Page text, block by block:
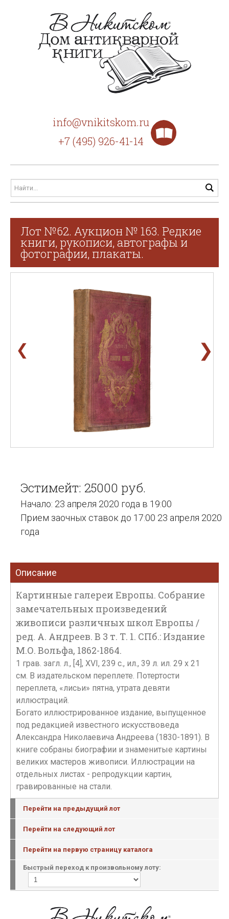
info@vnikitskom.ru
+7 (495) 926-41-14
Лот №62. Аукцион № 163. Редкие
книги, рукописи, автографы и
фотографии, плакаты.
❮ ❯
Эстимейт: 25000 руб.
Начало: 23 апреля 2020 года в 19:00
Прием заочных ставок до 17:00 23 апреля 2020
года
Описание
Картинные галереи Европы. Собрание
замечательных произведений
живописи различных школ Европы /
ред. А. Андреев. В 3 т. Т. 1. СПб.: Издание
М.О. Вольфа, 1862-1864.
1 грав. загл. л., [4], XVI, 239 с., ил., 39 л. ил. 29 x 21
см. В издательском переплете. Потертости
переплета, «лисьи» пятна, утрата девяти
иллюстраций.
Богато иллюстрированное издание, выпущенное
под редакцией известного искусствоведа
Александра Николаевича Андреева (1830-1891). В
книге собраны биографии и знаменитые картины
великих мастеров живописи. Иллюстрации на
отдельных листах - репродукции картин,
гравированные на стали.
Перейти на предыдущий лот
Перейти на следующий лот
Перейти на первую страницу каталога
Быстрый переход к произвольному лоту: